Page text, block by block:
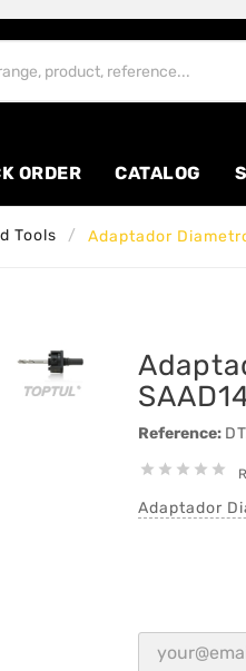
ORDER CATALOG
Tools Adaptador
Reference:
    
Adaptador